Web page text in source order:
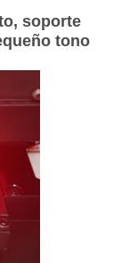
soporte
tono